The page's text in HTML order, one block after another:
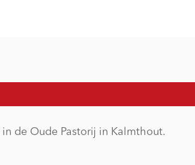
de Oude Pastorij in Kalmthout.